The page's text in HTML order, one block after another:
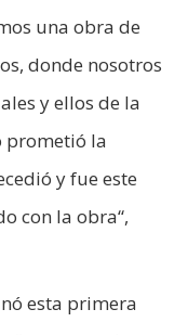
una obra de
donde nosotros
y ellos de la
prometió la
y fue este
con la obra“,
esta primera